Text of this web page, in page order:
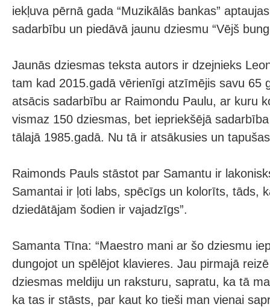
iekļuva pērnā gada “Muzikālās bankas”
sadarbību un piedāvā jaunu dziesmu “Vējš
Jaunās dziesmas teksta autors ir dzejnieks
tam kad 2015.gadā vērienīgi atzīmējis savu 65
atsācis sadarbību ar Raimondu Paulu, ar kuru
vismaz 150 dziesmas, bet iepriekšējā
tālajā 1985.gadā. Nu tā ir atsākusies un
Raimonds Pauls stāstot par Samantu ir
Samantai ir ļoti labs, spēcīgs un kolorīts, tāds,
dziedātājam šodien ir vajadzīgs”.
Samanta Tīna: “Maestro mani ar šo dziesmu
dungojot un spēlējot klavieres. Jau pirmajā
dziesmas meldiju un raksturu, sapratu, ka tā
ka tas ir stāsts, par kaut ko tieši man vienai